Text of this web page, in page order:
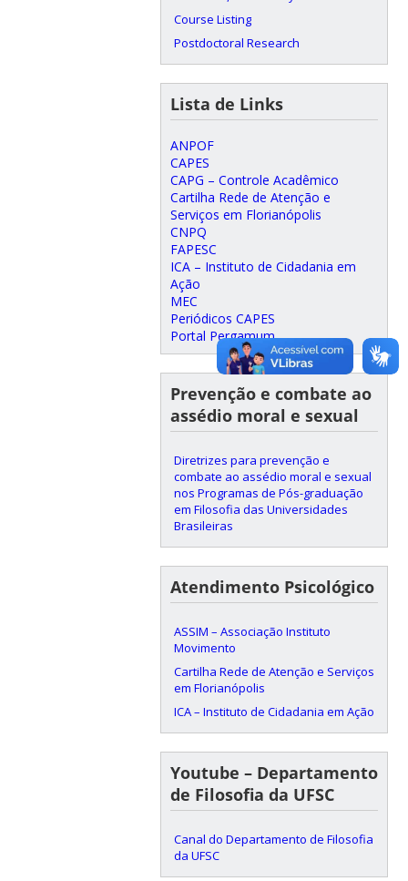
Course Listing
Postdoctoral Research
Lista de Links
ANPOF
CAPES
CAPG – Controle Acadêmico
Cartilha Rede de Atenção e
Serviços em Florianópolis
CNPQ
FAPESC
ICA – Instituto de Cidadania em
Ação
MEC
Periódicos CAPES
Portal Pergamum
Prevenção e combate ao
assédio moral e sexual
Diretrizes para prevenção e
combate ao assédio moral e sexual
nos Programas de Pós-graduação
em Filosofia das Universidades
Brasileiras
Atendimento Psicológico
ASSIM – Associação Instituto
Movimento
Cartilha Rede de Atenção e Serviços
em Florianópolis
ICA – Instituto de Cidadania em Ação
Youtube – Departamento
de Filosofia da UFSC
Canal do Departamento de Filosofia
da UFSC